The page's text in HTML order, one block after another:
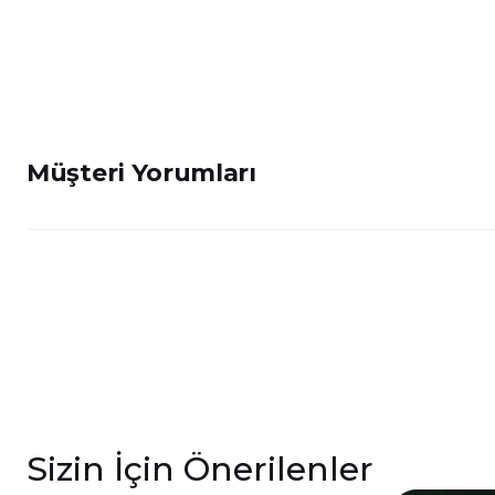
Müşteri Yorumları
Sizin İçin Önerilenler